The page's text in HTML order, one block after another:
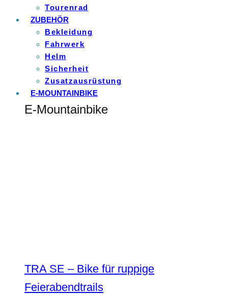
Tourenrad
ZUBEHÖR
Bekleidung
Fahrwerk
Helm
Sicherheit
Zusatzausrüstung
E-MOUNTAINBIKE
E-Mountainbike
TRA SE – Bike für ruppige
Feierabendtrails